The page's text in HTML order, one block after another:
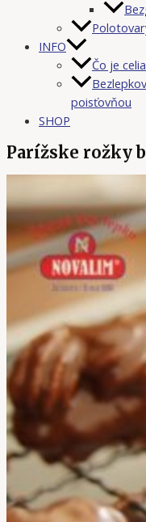
INFO
Čo je
poisťovňou
SHOP
Parížske rožky